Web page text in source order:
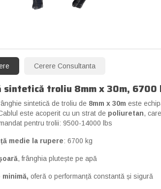
Cerere Consultanta
sintetică troliu 8mm x 30m, 6700
sintetică de troliu de 8mm x 30m este
este acoperit cu un strat de poliuretan,
pentru trolii: 9500-14000 lbs
medie la rupere: 6700 kg
, frânghia plutește pe apă
oferă o performanță constantă și sigură